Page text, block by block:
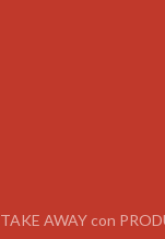
TAKE AWAY con